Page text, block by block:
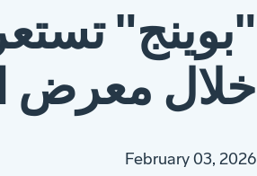
"بوينج"
خلال معرض
February 03, 2026